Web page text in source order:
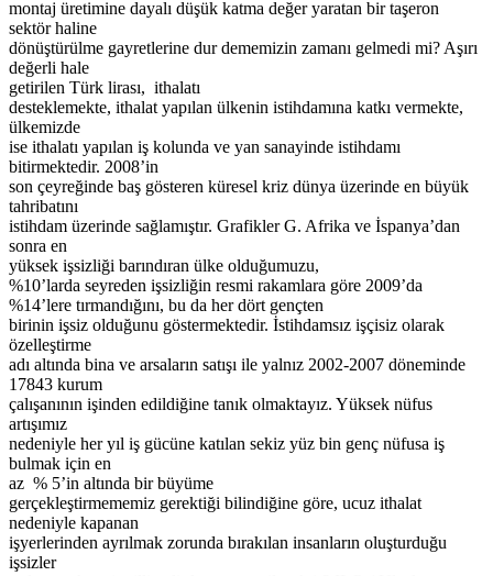
montaj üretimine dayalı düşük katma değer yaratan bir taşeron
sektör haline
dönüştürülme gayretlerine dur dememizin zamanı gelmedi mi? Aşırı
değerli hale
getirilen Türk lirası, ithalatı
desteklemekte, ithalat yapılan ülkenin istihdamına katkı vermekte,
ülkemizde
ise ithalatı yapılan iş kolunda ve yan sanayinde istihdamı
bitirmektedir. 2008’in
son çeyreğinde baş gösteren küresel kriz dünya üzerinde en büyük
tahribatını
istihdam üzerinde sağlamıştır. Grafikler G. Afrika ve İspanya’dan
sonra en
yüksek işsizliği barındıran ülke olduğumuzu,
%10’larda seyreden işsizliğin resmi rakamlara göre 2009’da
%14’lere tırmandığını, bu da her dört gençten
birinin işsiz olduğunu göstermektedir. İstihdamsız işçisiz olarak
özelleştirme
adı altında bina ve arsaların satışı ile yalnız 2002-2007 döneminde
17843 kurum
çalışanının işinden edildiğine tanık olmaktayız. Yüksek nüfus
artışımız
nedeniyle her yıl iş gücüne katılan sekiz yüz bin genç nüfusa iş
bulmak için en
az % 5’in altında bir büyüme
gerçekleştirmememiz gerektiği bilindiğine göre, ucuz ithalat
nedeniyle kapanan
işyerlerinden ayrılmak zorunda bırakılan insanların oluşturduğu
işsizler